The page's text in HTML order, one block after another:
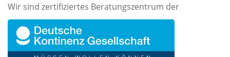
Wir sind zertifiziertes Beratungszentrum der